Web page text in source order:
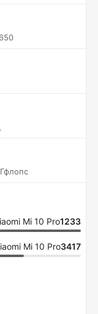
Mi 10 Pro1233
Mi 10 Pro3417